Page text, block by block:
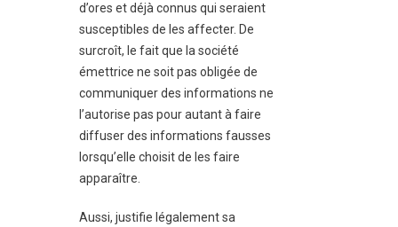
d’ores et déjà connus qui seraient
susceptibles de les affecter. De
surcroît, le fait que la société
émettrice ne soit pas obligée de
communiquer des informations ne
l’autorise pas pour autant à faire
diffuser des informations fausses
lorsqu’elle choisit de les faire
apparaître.
Aussi, justifie légalement sa